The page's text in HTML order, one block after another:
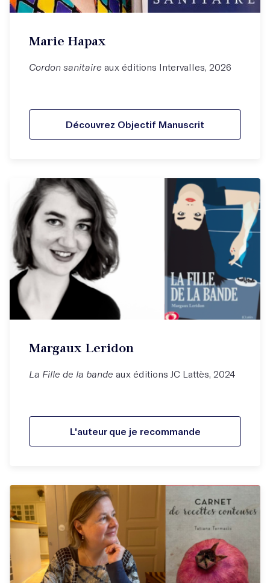
Marie Hapax
Cordon sanitaire aux éditions Intervalles, 2026
Découvrez Objectif Manuscrit
Margaux Leridon
La Fille de la bande aux éditions JC Lattès, 2024
L'auteur que je recommande